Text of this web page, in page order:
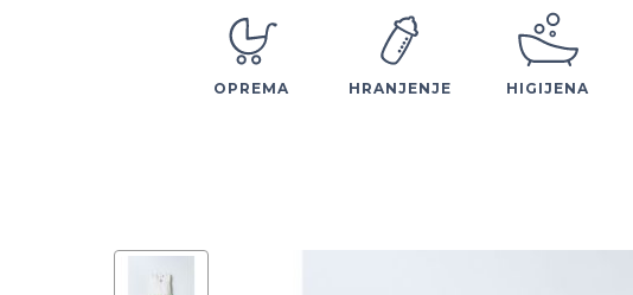
OPREMA HRANJENJE HIGIJENA